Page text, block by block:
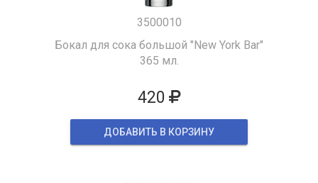
3500010
Бокал для сока большой "New York Bar"
365 мл.
420
ДОБАВИТЬ В КОРЗИНУ